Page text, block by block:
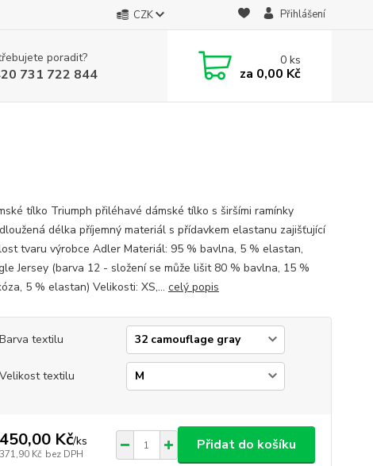
CZK Přihlášení
poradit?
731 722 844
0ks
za 0,00 Kč
tílko Triumph přiléhavé dámské tílko s širšími ramínky
délka příjemný materiál s přídavkem elastanu zajišťující
tvaru výrobce Adler Materiál: 95 % bavlna, 5 % elastan,
Jersey (barva 12 - složení se může lišit 80 % bavlna, 15 %
5 % elastan) Velikosti: XS,... celý popis
Barva textilu
Velikost textilu
450,00 Kč/ks
371,90 Kč bez DPH
Přidat do košíku